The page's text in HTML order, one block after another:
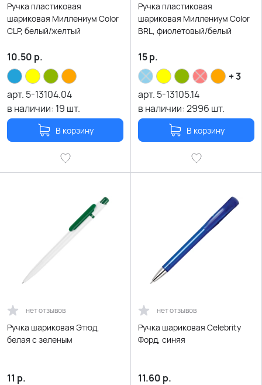
Ручка пластиковая
шариковая Миллениум Color
CLP, белый/желтый
10.50 р.
арт. 5-13104.04
в наличии: 19 шт.
В корзину
Ручка пластиковая
шариковая Миллениум Color
BRL, фиолетовый/белый
15р.
+ 3
арт. 5-13105.14
в наличии:2996 шт.
В корзину
нет отзывов
Ручка шариковая Этюд,
белая с зеленым
11 р.
нет отзывов
Ручка шариковая Celebrity
Форд, синяя
11.60 р.